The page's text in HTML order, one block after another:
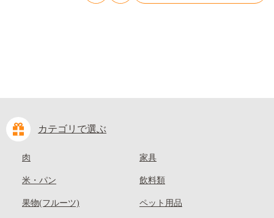
kasaoka_zsy_419_100---
カテゴリで選ぶ
肉
米・パン
果物(フルーツ)
家具
飲料類
ペット用品